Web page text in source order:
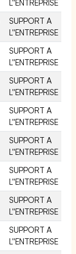
L''ENTREPRISE
SUPPORT A
L''ENTREPRISE
SUPPORT A
L''ENTREPRISE
SUPPORT A
L''ENTREPRISE
SUPPORT A
L''ENTREPRISE
SUPPORT A
L''ENTREPRISE
SUPPORT A
L''ENTREPRISE
SUPPORT A
L''ENTREPRISE
SUPPORT A
L''ENTREPRISE